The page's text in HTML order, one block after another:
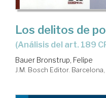
Los delitos de
(análisis del art. 189
Bauer Bronstrup, Felipe
J.M. Bosch Editor.